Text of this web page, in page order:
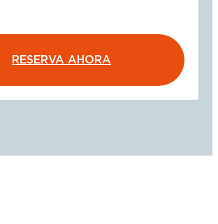
RESERVA AHORA